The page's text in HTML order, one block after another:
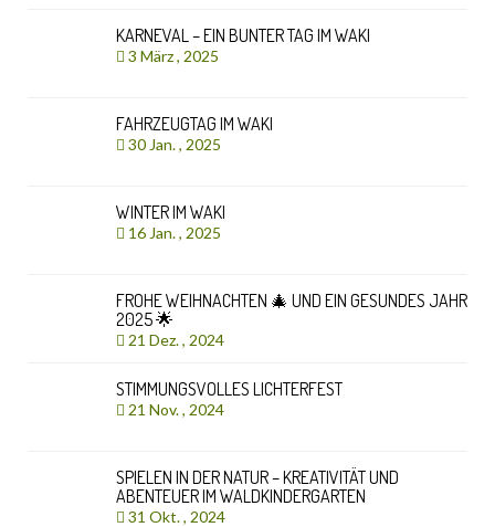
KARNEVAL – EIN BUNTER TAG IM WAKI
3 März , 2025
FAHRZEUGTAG IM WAKI
30 Jan. , 2025
WINTER IM WAKI
16 Jan. , 2025
FROHE WEIHNACHTEN 🎄 UND EIN GESUNDES JAHR
2025 🌟
21 Dez. , 2024
STIMMUNGSVOLLES LICHTERFEST
21 Nov. , 2024
SPIELEN IN DER NATUR – KREATIVITÄT UND
ABENTEUER IM WALDKINDERGARTEN
31 Okt. , 2024